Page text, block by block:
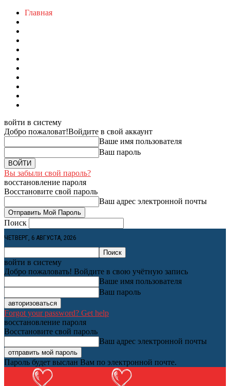
Главная
войти в систему
Добро пожаловат!Войдите в свой аккаунт
Ваше имя пользователя
Ваш пароль
Вы забыли свой пароль?
восстановление пароля
Восстановите свой пароль
Ваш адрес электронной почты
Поиск
ЧЕТВЕРГ, 6 АВГУСТА, 2026
войти в систему
Добро пожаловать! Войдите в свою учётную запись
Ваше имя пользователя
Ваш пароль
Forgot your password? Get help
восстановление пароля
Восстановите свой пароль
Ваш адрес электронной почты
Пароль будет выслан Вам по электронной почте.